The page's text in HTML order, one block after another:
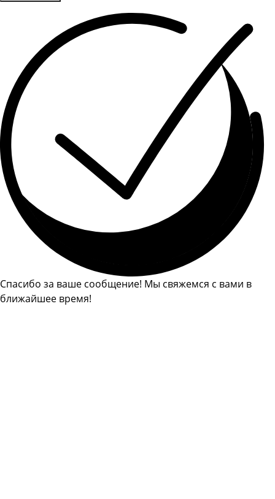
Спасибо за ваше сообщение! Мы свяжемся с вами в
ближайшее время!